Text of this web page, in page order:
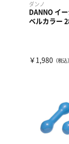
ダンノ
DANNO イ
ベルカラー
￥1,980 （税込